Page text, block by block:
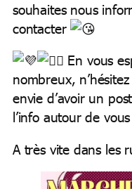
souhaites nous
contacter
En vous
nombreux,
envie d’avoir un
l’info autour de
A très vite dans les